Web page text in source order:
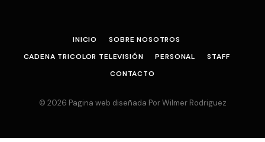
INICIO
SOBRE NOSOTROS
CADENA TRICOLOR TELEVISIÓN
PERSONAL
STAFF
CONTACTO
© 2026 Pagina web diseñada Por Wilmer Rodriguez